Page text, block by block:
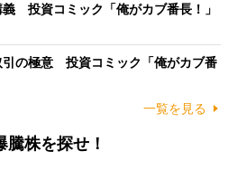
投資コミック「俺がカブ番長！」
引の極意 投資コミック「俺がカブ番
一覧を見る
株を探せ！